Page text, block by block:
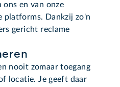
en van onze
platforms. Dankzij zo'n
gericht reclame
nooit zomaar toegang
locatie. Je geeft daar